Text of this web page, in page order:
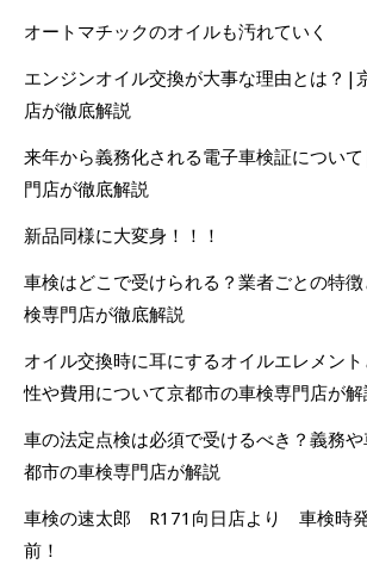
オートマチックのオイルも汚れていく
エンジンオイル交換が大事な理由とは？|
店が徹底解説
来年から義務化される電子車検証につい
門店が徹底解説
新品同様に大変身！！！
車検はどこで受けられる？業者ごとの特
検専門店が徹底解説
オイル交換時に耳にするオイルエレメン
性や費用について京都市の車検専門店が
車の法定点検は必須で受けるべき？義務
都市の車検専門店が解説
車検の速太郎 R171向日店より 車検時
前！